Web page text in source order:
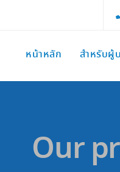
หน้าหลัก สำหรับผู้
Our